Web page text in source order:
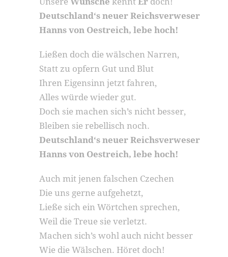
Deutschland‘s neuer Reichsverweser
Hanns von Oestreich, lebe hoch!
Ließen doch die wälschen Narren,
Statt zu opfern Gut und Blut
Ihren Eigensinn jetzt fahren,
Alles würde wieder gut.
Doch sie machen sich’s nicht besser,
Bleiben sie rebellisch noch.
Deutschland‘s neuer Reichsverweser
Hanns von Oestreich, lebe hoch!
Auch mit jenen falschen Czechen
Die uns gerne aufgehetzt,
Ließe sich ein Wörtchen sprechen,
Weil die Treue sie verletzt.
Machen sich’s wohl auch nicht besser
Wie die Wälschen. Höret doch!